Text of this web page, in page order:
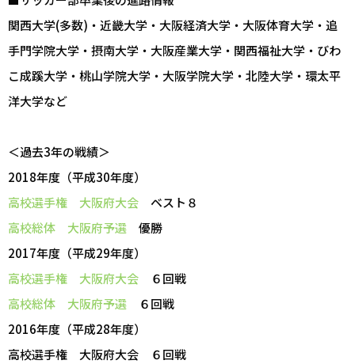
関西大学(多数)・近畿大学・大阪経済大学・大阪体育大学・追
手門学院大学・摂南大学・大阪産業大学・関西福祉大学・びわ
こ成蹊大学・桃山学院大学・大阪学院大学・北陸大学・環太平
洋大学など
＜過去3年の戦績＞
2018年度（平成30年度）
高校選手権 大阪府大会 ベスト８
高校総体 大阪府予選 優勝
2017年度（平成29年度）
高校選手権 大阪府大会 ６回戦
高校総体 大阪府予選 ６回戦
2016年度（平成28年度）
高校選手権 大阪府大会 ６回戦